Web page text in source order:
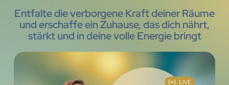
Entfalte die verborgene Kraft deiner Räume
und erschaffe ein Zuhause, das dich nährt,
stärkt und in deine volle Energie bringt